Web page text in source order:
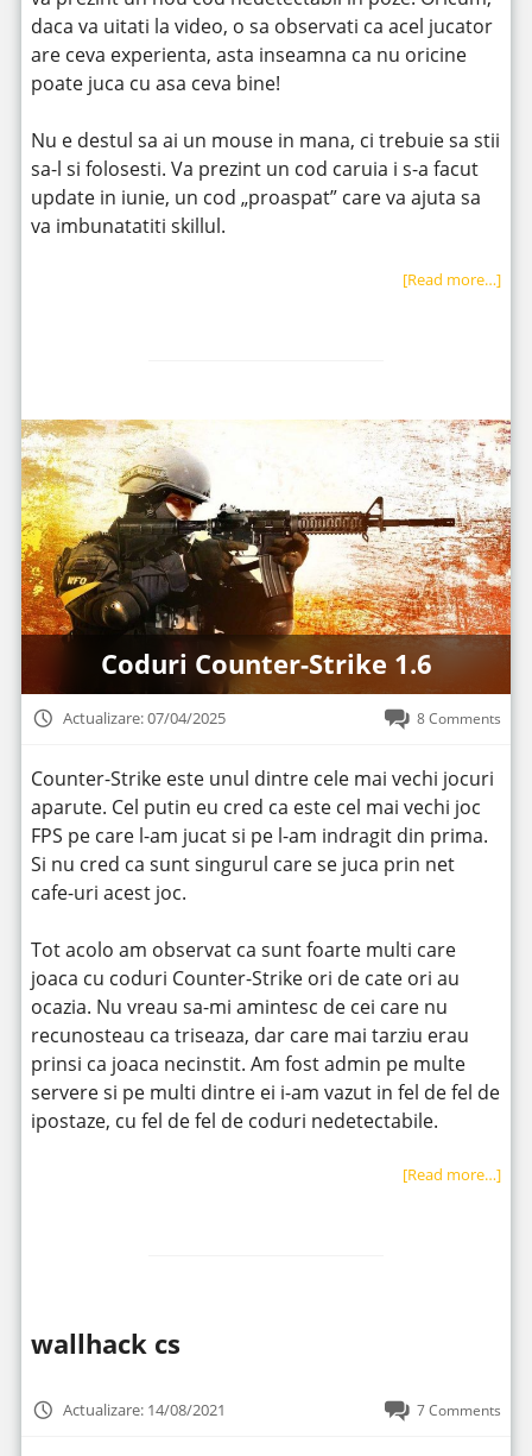
daca va uitati la video, o sa observati ca acel jucator
are ceva experienta, asta inseamna ca nu oricine
poate juca cu asa ceva bine!
Nu e destul sa ai un mouse in mana, ci trebuie sa stii
sa-l si folosesti. Va prezint un cod caruia i s-a facut
update in iunie, un cod „proaspat” care va ajuta sa
va imbunatatiti skillul.
[Read more…]
Coduri Counter-Strike 1.6
Actualizare: 07/04/2025 8 Comments
Counter-Strike este unul dintre cele mai vechi jocuri
aparute. Cel putin eu cred ca este cel mai vechi joc
FPS pe care l-am jucat si pe l-am indragit din prima.
Si nu cred ca sunt singurul care se juca prin net
cafe-uri acest joc.
Tot acolo am observat ca sunt foarte multi care
joaca cu coduri Counter-Strike ori de cate ori au
ocazia. Nu vreau sa-mi amintesc de cei care nu
recunosteau ca triseaza, dar care mai tarziu erau
prinsi ca joaca necinstit. Am fost admin pe multe
servere si pe multi dintre ei i-am vazut in fel de fel de
ipostaze, cu fel de fel de coduri nedetectabile.
[Read more…]
wallhack cs
Actualizare: 14/08/2021 7 Comments